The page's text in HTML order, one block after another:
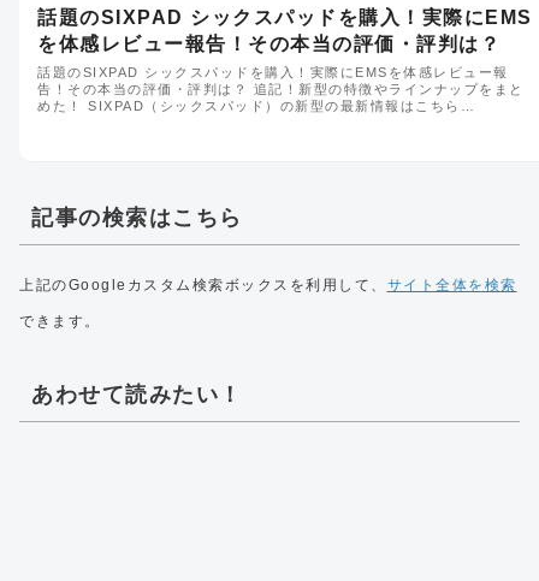
話題のSIXPAD シックスパッドを購入！実際にEMS
を体感レビュー報告！その本当の評価・評判は？
話題のSIXPAD シックスパッドを購入！実際にEMSを体感レビュー報
告！その本当の評価・評判は？ 追記！新型の特徴やラインナップをまと
めた！ SIXPAD（シックスパッド）の新型の最新情報はこちら…
記事の検索はこちら
上記のGoogleカスタム検索ボックスを利用して、 サイト全体を検索
できます。
あわせて読みたい！